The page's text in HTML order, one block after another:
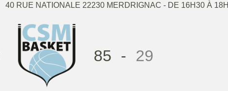
40 RUE NATIONALE 22230 MERDRIGNAC - DE 16H30 À 18H
85 - 29